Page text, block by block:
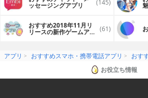
ッセージングアプリ (145)
おすすめ2018年11月リ
リースの新作ゲームアプ (61)
アプリ おすすめスマホ・携帯電話アプリ
おす
お役立ち情報